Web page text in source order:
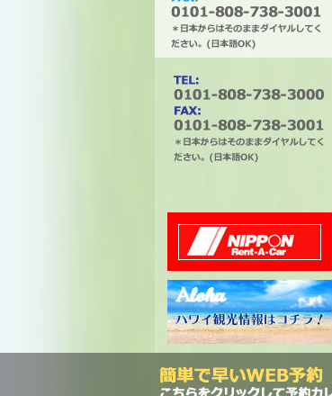
タチバナエンタープライズ
ださい。(日本語OK)
ニッポンレンタカー
ハワイ州観光局